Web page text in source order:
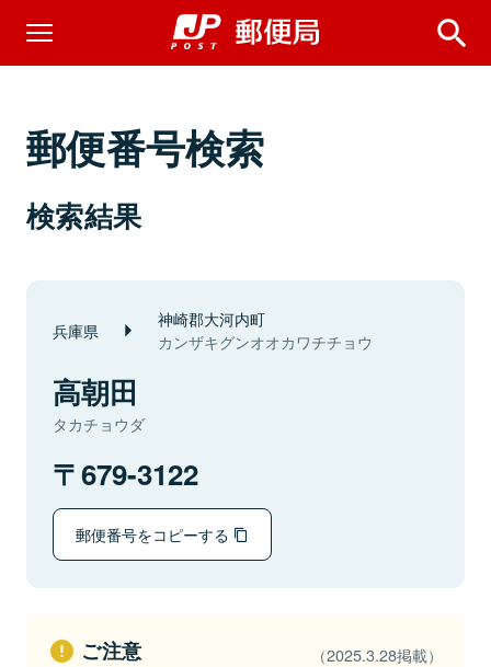
郵便番号検索
検索結果
兵庫県 神崎郡大河内町
カンザキグンオオカワチチョウ
高朝田
タカチョウダ
679-3122
郵便番号をコピーする
ご注意 （2025.3.28掲載）